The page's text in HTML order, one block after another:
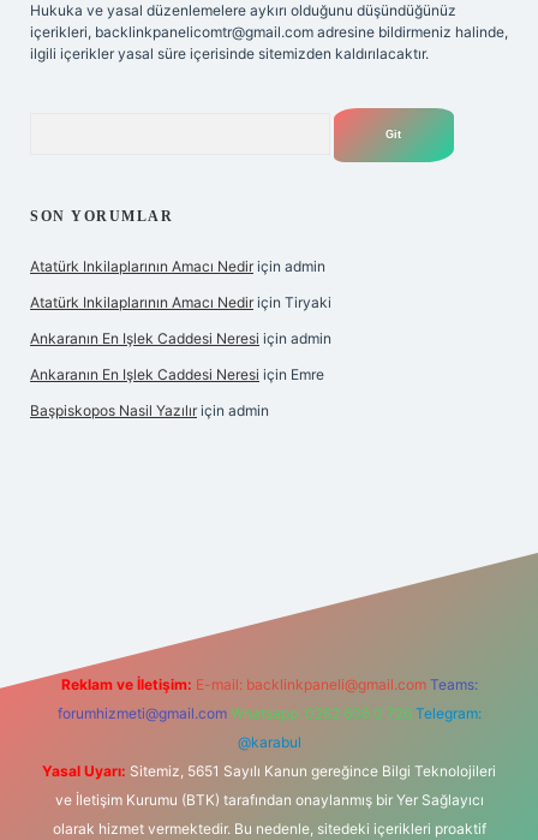
Hukuka ve yasal düzenlemelere aykırı olduğunu düşündüğünüz
içerikleri, backlinkpanelicomtr@gmail.com adresine bildirmeniz halinde,
ilgili içerikler yasal süre içerisinde sitemizden kaldırılacaktır.
SON YORUMLAR
Atatürk Inkilaplarının Amacı Nedir için admin
Atatürk Inkilaplarının Amacı Nedir için Tiryaki
Ankaranın En Işlek Caddesi Neresi için admin
Ankaranın En Işlek Caddesi Neresi için Emre
Başpiskopos Nasil Yazılır için admin
Reklam ve İletişim: E-mail: backlinkpaneli@gmail.com Teams:
forumhizmeti@gmail.com Whatsapp: 0262 606 0 726 Telegram:
@karabul
Yasal Uyarı: Sitemiz, 5651 Sayılı Kanun gereğince Bilgi Teknolojileri
ve İletişim Kurumu (BTK) tarafından onaylanmış bir Yer Sağlayıcı
olarak hizmet vermektedir. Bu nedenle, sitedeki içerikleri proaktif